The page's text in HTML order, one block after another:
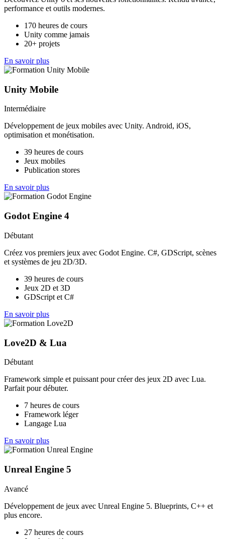
performance et outils modernes.
170 heures de cours
Unity comme jamais
20+ projets
En savoir plus
Unity Mobile
Intermédiaire
Développement de jeux mobiles avec Unity. Android, iOS,
optimisation et monétisation.
39 heures de cours
Jeux mobiles
Publication stores
En savoir plus
Godot Engine 4
Débutant
Créez vos premiers jeux avec Godot Engine. C#, GDScript, scènes
et systèmes de jeu 2D/3D.
39 heures de cours
Jeux 2D et 3D
GDScript et C#
En savoir plus
Love2D & Lua
Débutant
Framework simple et puissant pour créer des jeux 2D avec Lua.
Parfait pour débuter.
7 heures de cours
Framework léger
Langage Lua
En savoir plus
Unreal Engine 5
Avancé
Développement de jeux avec Unreal Engine 5. Blueprints, C++ et
plus encore.
27 heures de cours